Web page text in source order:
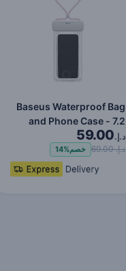
Baseus Waterproof Bag
and Phone Case - 7.2
Inches Pink
د.إ.59.00
د.إ. 69.00 خصم14%